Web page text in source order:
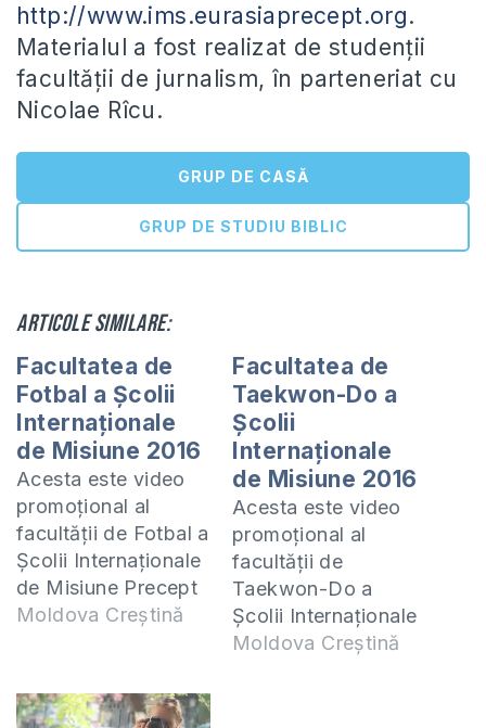
http://www.ims.eurasiaprecept.org.
Materialul afost realizat de studenții
facultății de jurnalism, în parteneriat cu
Nicolae Rîcu.
GRUP DE CASĂ
GRUP DE STUDIU BIBLIC
Articole similare:
Facultatea de
Fotbal a Școlii
Internaționale
de Misiune 2016
Acesta este video
promoțional al
facultății de Fotbal a
Școlii Internaționale
de Misiune Precept
Ministries Eurasia -
www.ims.eurasiaprecept.org.
realizat de studenții
facultății de
Moldova Creștină
Facultatea de
Taekwon-Do a
Școlii
Internaționale
de Misiune 2016
Acesta este video
promoțional al
facultății de
Taekwon-Do a
Școlii Internaționale
de Misiune Precept
Moldova Creștină